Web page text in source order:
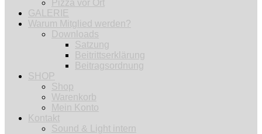
Pizza vor Ort
GALERIE
Warum Mitglied werden?
Downloads
Satzung
Beitrittserklärung
Beitragsordnung
SHOP
Shop
Warenkorb
Mein Konto
Kontakt
Sound & Light intern